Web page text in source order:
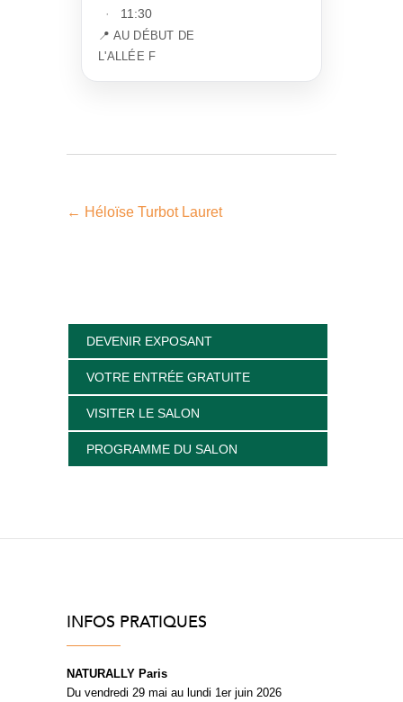
·
11:30
📍 AU DÉBUT DE
L'ALLÉE F
← Héloïse Turbot Lauret
DEVENIR EXPOSANT
VOTRE ENTRÉE GRATUITE
VISITER LE SALON
PROGRAMME DU SALON
INFOS PRATIQUES
NATURALLY Paris
Du vendredi 29 mai au lundi 1er juin 2026